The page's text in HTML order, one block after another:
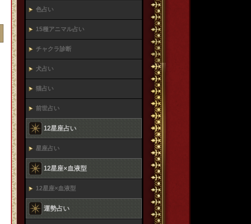
色占い
15種アニマル占い
チャクラ診断
犬占い
猫占い
前世占い
12星座占い
星座占い
12星座×血液型
12星座×血液型
運勢占い